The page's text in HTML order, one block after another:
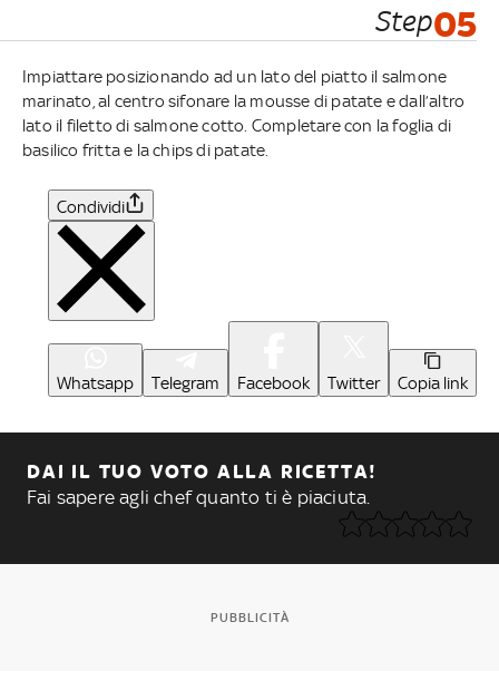
Step05
Impiattare posizionando ad un lato del piatto il salmone
marinato, al centro sifonare la mousse di patate e dall’altro
lato il filetto di salmone cotto. Completare con la foglia di
basilico fritta e la chips di patate.
Condividi
Whatsapp Telegram Facebook Twitter Copia link
DAI IL TUO VOTO ALLA RICETTA!
Fai sapere agli chef quanto ti è piaciuta.
PUBBLICITÀ